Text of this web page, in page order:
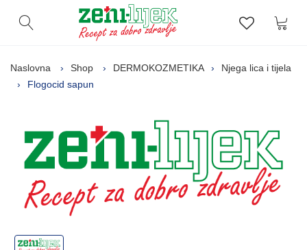
Otvori pretragu Lista
Naslovna Shop DERMOKOZMETIKA
Njega lica i tijela
Flogocid sapun